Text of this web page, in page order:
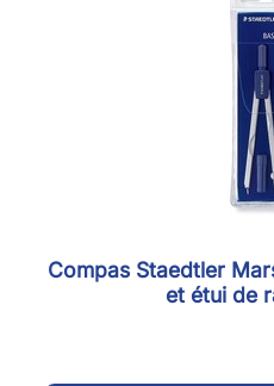
Compas Staedtler
et étui de